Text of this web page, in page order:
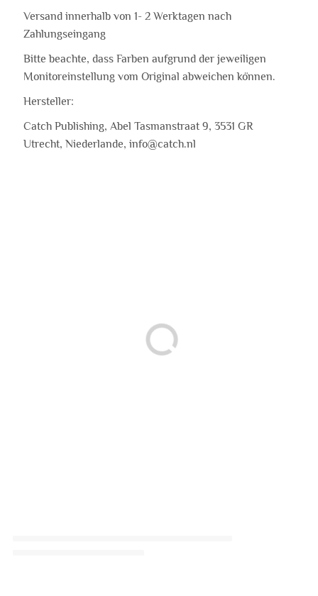
Versand innerhalb von 1- 2 Werktagen nach
Zahlungseingang
Bitte beachte, dass Farben aufgrund der jeweiligen
Monitoreinstellung vom Original abweichen können.
Hersteller:
Catch Publishing, Abel Tasmanstraat 9, 3531 GR
Utrecht, Niederlande, info@catch.nl